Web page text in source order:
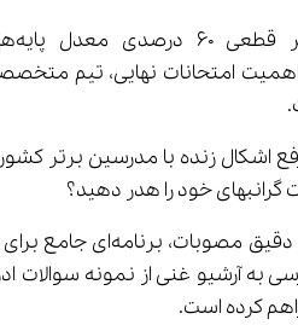
دگرگون کرده،
گرانبهای خود را هدر دهید؟
کرده است.